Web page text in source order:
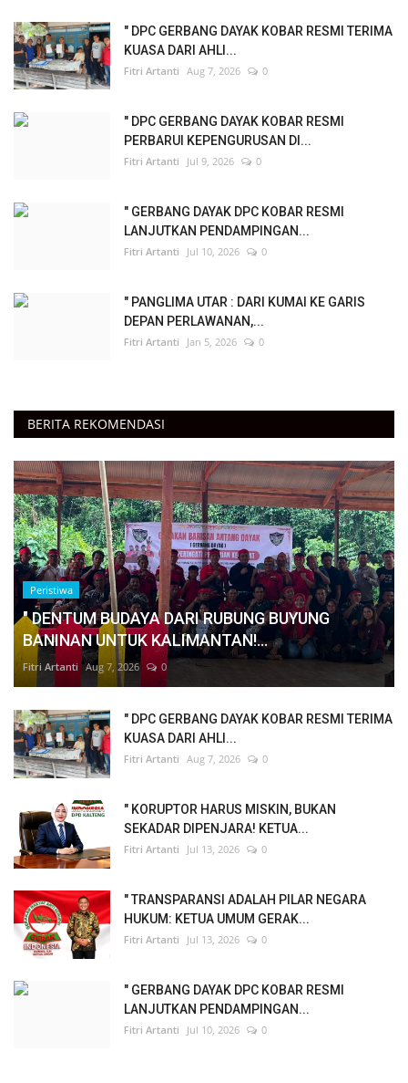
" DPC GERBANG DAYAK KOBAR RESMI TERIMA
KUASA DARI AHLI...
Fitri Artanti Aug 7, 2026 0
" DPC GERBANG DAYAK KOBAR RESMI
PERBARUI KEPENGURUSAN DI...
Fitri Artanti Jul 9, 2026 0
" GERBANG DAYAK DPC KOBAR RESMI
LANJUTKAN PENDAMPINGAN...
Fitri Artanti Jul 10, 2026 0
" PANGLIMA UTAR : DARI KUMAI KE GARIS
DEPAN PERLAWANAN,...
Fitri Artanti Jan 5, 2026 0
BERITA REKOMENDASI
Peristiwa
" DENTUM BUDAYA DARI RUBUNG BUYUNG
BANINAN UNTUK KALIMANTAN!...
Fitri Artanti Aug 7, 2026 0
" DPC GERBANG DAYAK KOBAR RESMI TERIMA
KUASA DARI AHLI...
Fitri Artanti Aug 7, 2026 0
" KORUPTOR HARUS MISKIN, BUKAN
SEKADAR DIPENJARA! KETUA...
Fitri Artanti Jul 13, 2026 0
" TRANSPARANSI ADALAH PILAR NEGARA
HUKUM: KETUA UMUM GERAK...
Fitri Artanti Jul 13, 2026 0
" GERBANG DAYAK DPC KOBAR RESMI
LANJUTKAN PENDAMPINGAN...
Fitri Artanti Jul 10, 2026 0